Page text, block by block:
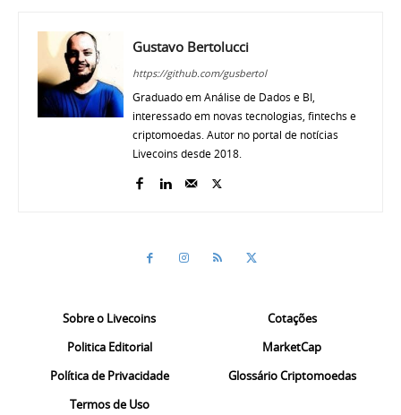
Gustavo Bertolucci
https://github.com/gusbertol
Graduado em Análise de Dados e BI,
interessado em novas tecnologias, fintechs e
criptomoedas. Autor no portal de notícias
Livecoins desde 2018.
Sobre o Livecoins
Politica Editorial
Política de Privacidade
Termos de Uso
Cotações
MarketCap
Glossário Criptomoedas